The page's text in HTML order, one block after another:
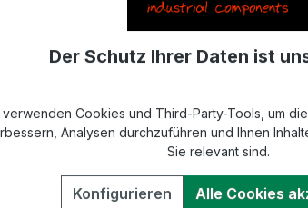
– EASKD 31.8
je Primärnennstrom 500 A,
2 bzw. DIN EN 61869-2)
1,0 × Ipr (Dauerstrom 1 ×
= 60 × Ipr, 1 s
Der Schutz Ihrer Daten ist
verwenden Cookies und Third-Party-Tools, um
Analysen durchzuführen und Ihnen
Sie relevant sind.
Konfigurieren Alle Cookies